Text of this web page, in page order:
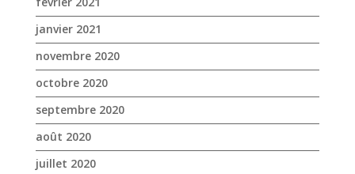
janvier 2021
novembre 2020
octobre 2020
septembre 2020
août 2020
juillet 2020